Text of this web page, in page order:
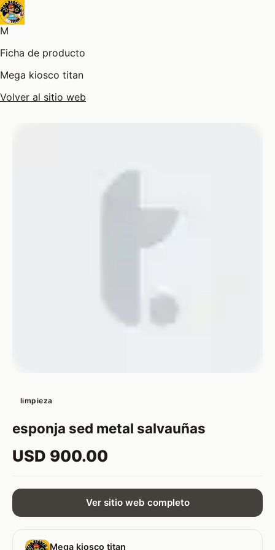
M
Ficha de producto
Mega kiosco titan
Volver al sitio web
limpieza
esponja sed metal salvauñas
USD 900.00
Ver sitio web completo
Mega kiosco titan